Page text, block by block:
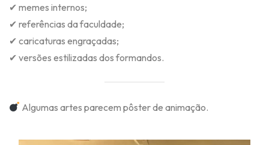
✔ memes internos;
✔ referências da faculdade;
✔ caricaturas engraçadas;
✔ versões estilizadas dos formandos.
Algumas artes parecem pôster de animação.